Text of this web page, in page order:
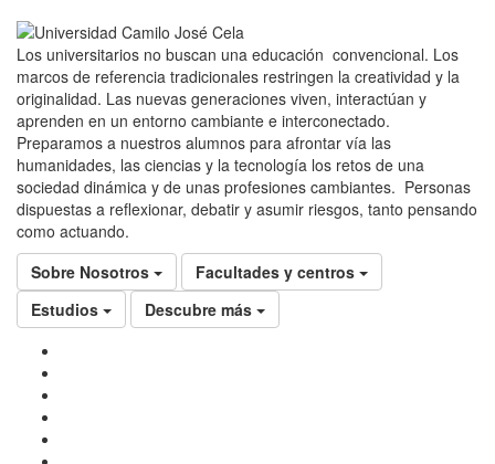
Los universitarios no buscan una educación convencional. Los
marcos de referencia tradicionales restringen la creatividad y la
originalidad. Las nuevas generaciones viven, interactúan y
aprenden en un entorno cambiante e interconectado.
Preparamos a nuestros alumnos para afrontar vía las
humanidades, las ciencias y la tecnología los retos de una
sociedad dinámica y de unas profesiones cambiantes. Personas
dispuestas a reflexionar, debatir y asumir riesgos, tanto pensando
como actuando.
Sobre Nosotros
Facultades y centros
Estudios
Descubre más